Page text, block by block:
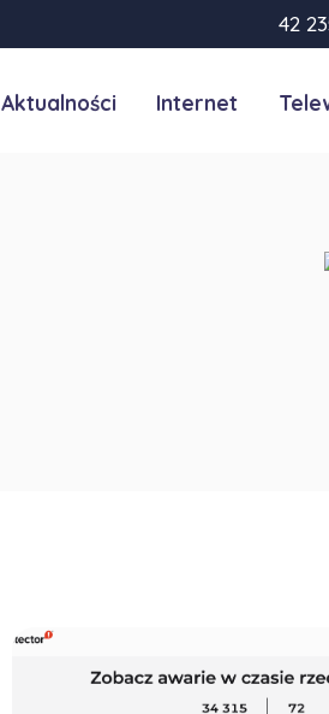
42
Aktualności Internet